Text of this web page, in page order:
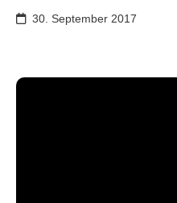
30. September 2017